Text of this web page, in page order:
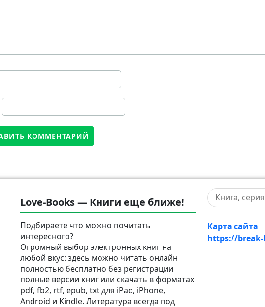
Love-Books — Книги еще ближе!
Подбираете что можно почитать
интересного?
Огромный выбор электронных книг на
любой вкус: здесь можно читать онлайн
полностью бесплатно без регистрации
полные версии книг или скачать в форматах
pdf, fb2, rtf, epub, txt для iPad, iPhone,
Android и Kindle. Литература всегда под
Карта сайта
https://break-